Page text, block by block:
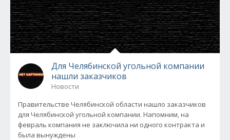
Для Челябинской угольной компании
нашли заказчиков
Новости
Правительстве Челябинской области нашло заказчиков
для Челябинской угольной компании. Напомним, на
февраль компания не заключила ни одного контракта и
была вынуждены